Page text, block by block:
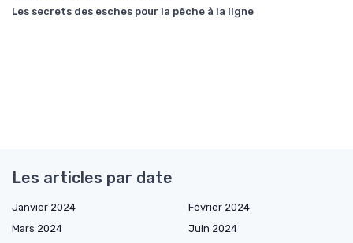
Les secrets des esches pour la pêche à la ligne
Les articles par date
Janvier 2024
Février 2024
Mars 2024
Juin 2024